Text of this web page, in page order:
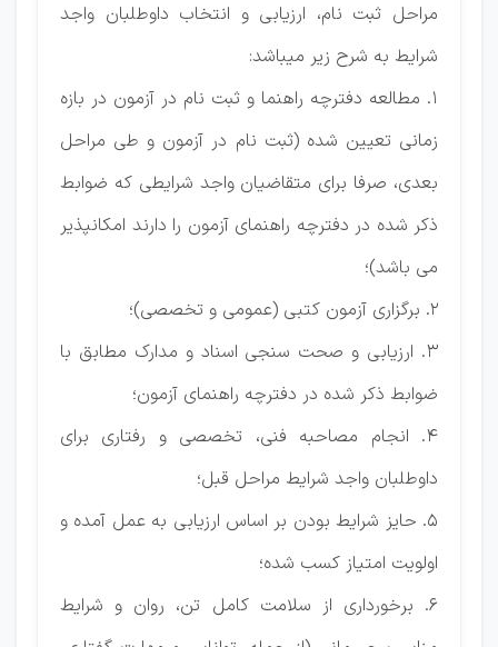
مراحل ثبت نام، ارزیابی و انتخاب داوطلبان واجد
شرایط به شرح زیر میباشد:
1. مطالعه دفترچه راهنما و ثبت نام در آزمون در بازه
زمانی تعیین شده (ثبت نام در آزمون و طی مراحل
بعدی، صرفا برای متقاضیان واجد شرایطی که ضوابط
ذکر شده در دفترچه راهنمای آزمون را دارند امکانپذیر
می باشد)؛
2. برگزاری آزمون کتبی (عمومی و تخصصی)؛
3. ارزیابی و صحت سنجی اسناد و مدارک مطابق با
ضوابط ذکر شده در دفترچه راهنمای آزمون؛
4. انجام مصاحبه فنی، تخصصی و رفتاری برای
داوطلبان واجد شرایط مراحل قبل؛
5. حایز شرایط بودن بر اساس ارزیابی به عمل آمده و
اولویت امتیاز کسب شده؛
6. برخورداری از سلامت کامل تن، روان و شرایط